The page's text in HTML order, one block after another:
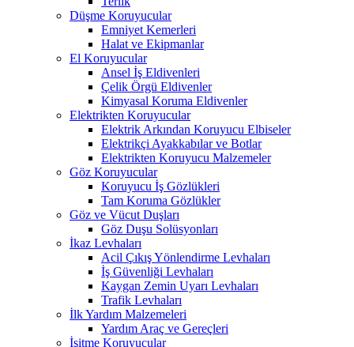
Düşme Koruyucular
Emniyet Kemerleri
Halat ve Ekipmanlar
El Koruyucular
Ansel İş Eldivenleri
Çelik Örgü Eldivenler
Kimyasal Koruma Eldivenler
Elektrikten Koruyucular
Elektrik Arkından Koruyucu Elbiseler
Elektrikçi Ayakkabılar ve Botlar
Elektrikten Koruyucu Malzemeler
Göz Koruyucular
Koruyucu İş Gözlükleri
Tam Koruma Gözlükler
Göz ve Vücut Duşları
Göz Duşu Solüsyonları
İkaz Levhaları
Acil Çıkış Yönlendirme Levhaları
İş Güvenliği Levhaları
Kaygan Zemin Uyarı Levhaları
Trafik Levhaları
İlk Yardım Malzemeleri
Yardım Araç ve Gereçleri
İşitme Koruyucular